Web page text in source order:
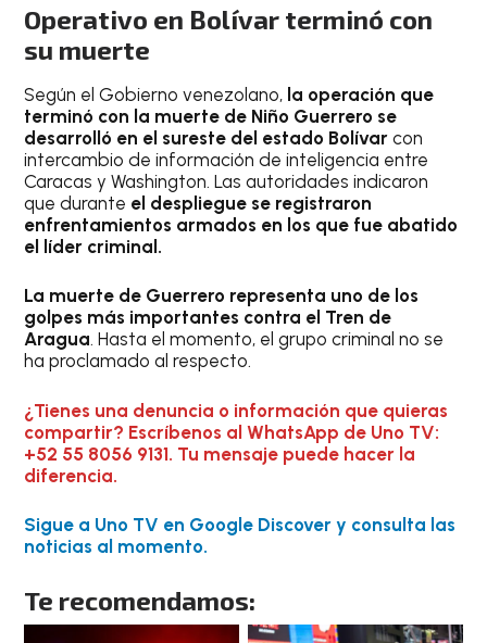
Operativo en Bolívar terminó con
su muerte
Según el Gobierno venezolano, la operación que
terminó con la muerte de Niño Guerrero se
desarrolló en el sureste del estado Bolívar con
intercambio de información de inteligencia entre
Caracas y Washington. Las autoridades indicaron
que durante el despliegue se registraron
enfrentamientos armados en los que fue abatido
el líder criminal.
La muerte de Guerrero representa uno de los
golpes más importantes contra el Tren de
Aragua. Hasta el momento, el grupo criminal no se
ha proclamado al respecto.
¿Tienes una denuncia o información que quieras
compartir? Escríbenos al WhatsApp de Uno TV:
+52 55 8056 9131. Tu mensaje puede hacer la
diferencia.
Sigue a Uno TV en Google Discover y consulta las
noticias al momento.
Te recomendamos: